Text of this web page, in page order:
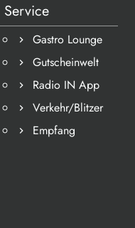
Service
Gastro Lounge
Gutscheinwelt
Radio IN App
Verkehr/Blitzer
Empfang